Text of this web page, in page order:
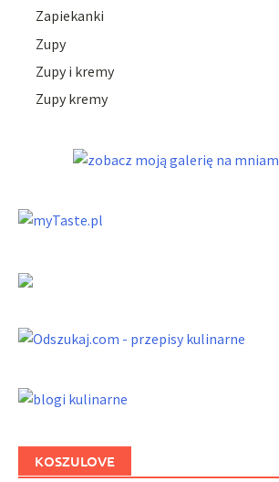
Zapiekanki
Zupy
Zupy i kremy
Zupy kremy
KOSZULOVE